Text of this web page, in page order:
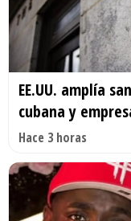
EE.UU. amplía
cubana y
Hace 3 horas